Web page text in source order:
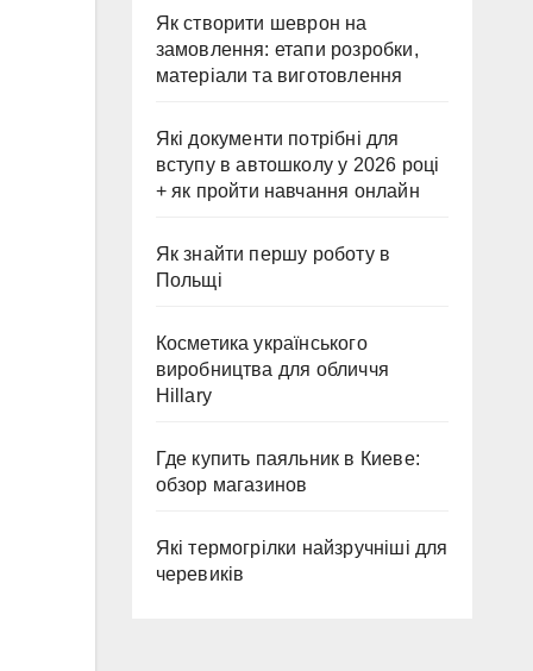
Як створити шеврон на
замовлення: етапи розробки,
матеріали та виготовлення
Які документи потрібні для
вступу в автошколу у 2026 році
+ як пройти навчання онлайн
Як знайти першу роботу в
Польщі
Косметика українського
виробництва для обличчя
Hillary
Где купить паяльник в Киеве:
обзор магазинов
Які термогрілки найзручніші для
черевиків